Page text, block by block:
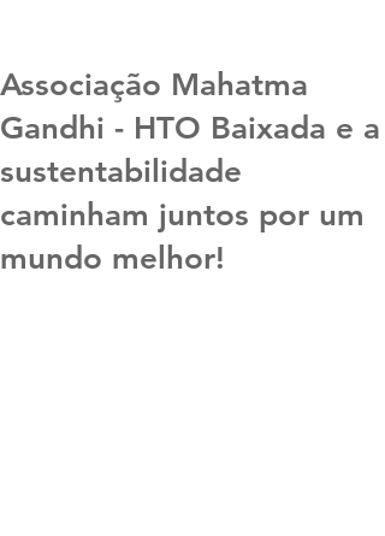
Associação Mahatma
Gandhi - HTO Baixada e a
sustentabilidade
caminham juntos por um
mundo melhor!